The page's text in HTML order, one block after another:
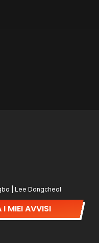
| Lee Dongcheol
I MIEI AVVISI